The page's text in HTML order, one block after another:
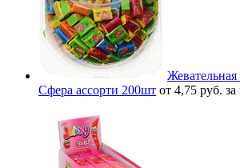
Сфера ассорти 200шт от 4,75 руб. за